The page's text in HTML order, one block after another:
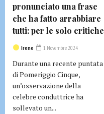
pronunciato una frase
che ha fatto arrabbiare
tutti: per le solo critiche
Irene 1 Novembre 2024
Durante una recente puntata
di Pomeriggio Cinque,
un’osservazione della
celebre conduttrice ha
sollevato un...